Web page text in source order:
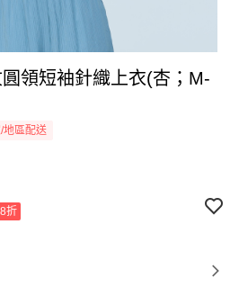
領短袖針織上衣(杏；M-
地區配送
折